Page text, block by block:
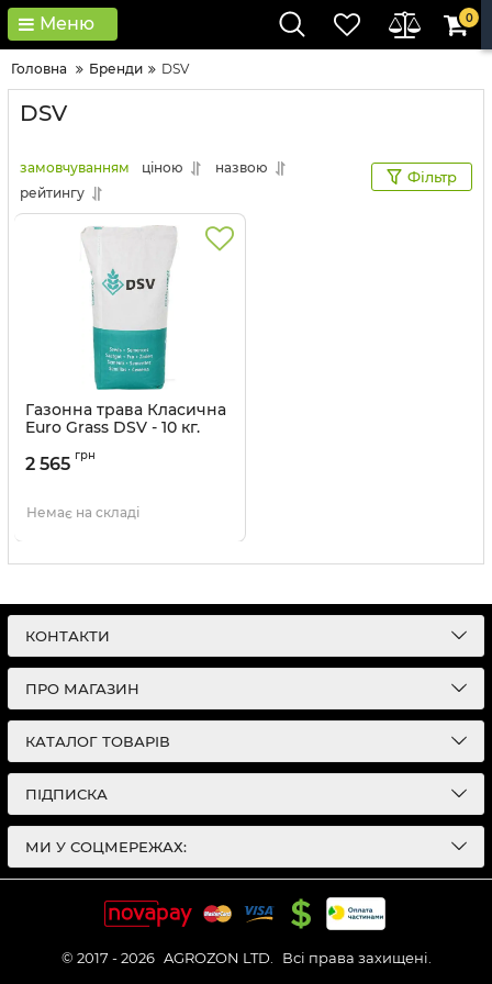
Меню 0
Головна Бренди DSV
DSV
замовчуванням ціною
назвою
рейтингу
Фільтр
Газонна трава Класична
Euro Grass DSV - 10 кг.
2 565 грн
Немає на складі
КОНТАКТИ
ПРО МАГАЗИН
КАТАЛОГ ТОВАРІВ
ПІДПИСКА
МИ У СОЦМЕРЕЖАХ:
© 2017 - 2026 AGROZON LTD. Всі права захищені.